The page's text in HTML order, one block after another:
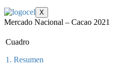
X
Mercado Nacional – Cacao 2021
Cuadro
1. Resumen